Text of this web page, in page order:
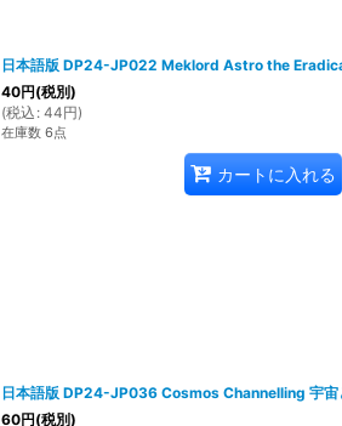
日本語版 DP24-JP022 Meklord Astro the
40円(税別)
(税込 : 44円)
在庫数 6点
カートに入れる
日本語版 DP24-JP036 Cosmos Channelling 宇宙
60円(税別)